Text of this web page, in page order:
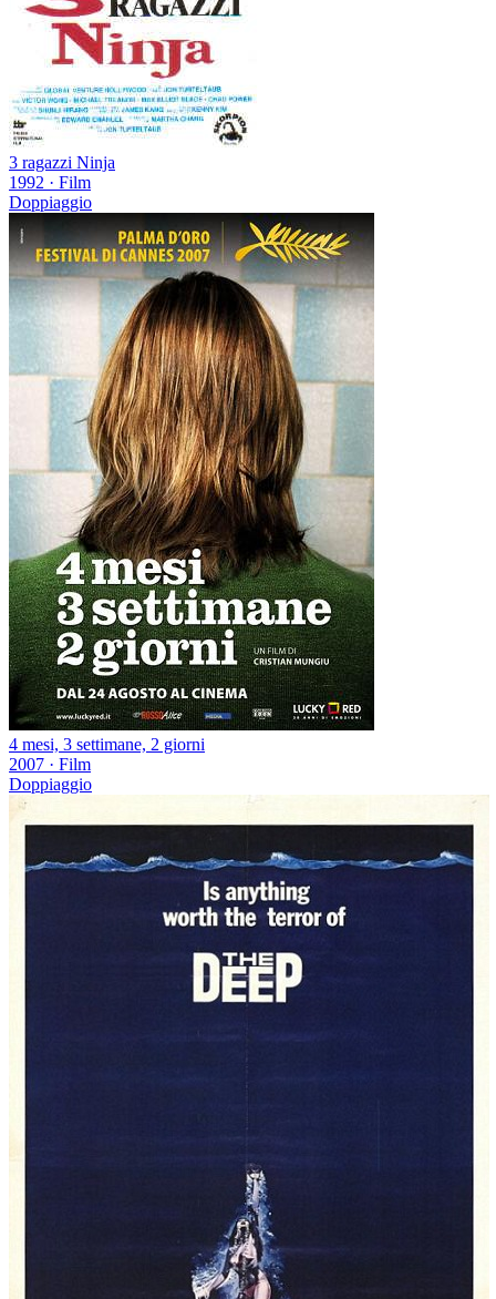
3 ragazzi Ninja
1992 · Film
Doppiaggio
4 mesi, 3 settimane, 2 giorni
2007 · Film
Doppiaggio